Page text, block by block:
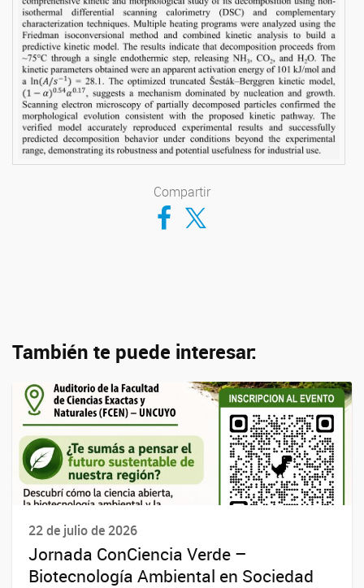
Compartir
Compartir en Facebook
Compartir en Twitter
También te puede interesar:
22 de julio de 2026
Jornada ConCiencia Verde –
Biotecnología Ambiental en Sociedad